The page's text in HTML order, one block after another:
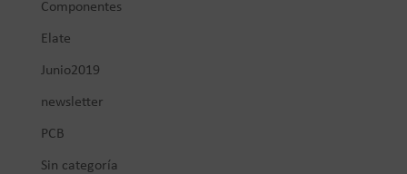
Componentes
Elate
Junio2019
newsletter
PCB
Sin categoría